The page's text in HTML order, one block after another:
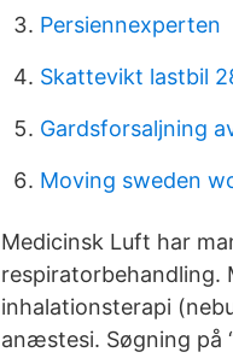
Persiennexperten
Skattevikt lastbil
Gardsforsaljning
Moving sweden
Medicinsk Luft har
respiratorbehandling.
inhalationsterapi
anæstesi. Søgning på